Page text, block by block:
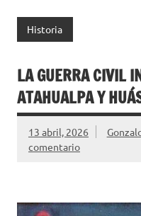
e
o
o
k
r
ar
ti
r
Historia
LA GUERRA CIVIL
ATAHUALPA Y
13 abril, 2026
comentario